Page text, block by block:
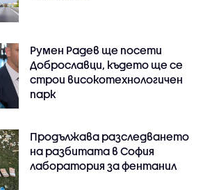
Румен Радев ще посети
Доброславци, където ще се
строи високотехнологичен
парк
Продължава разследването
на разбитата в София
лаборатория за фентанил